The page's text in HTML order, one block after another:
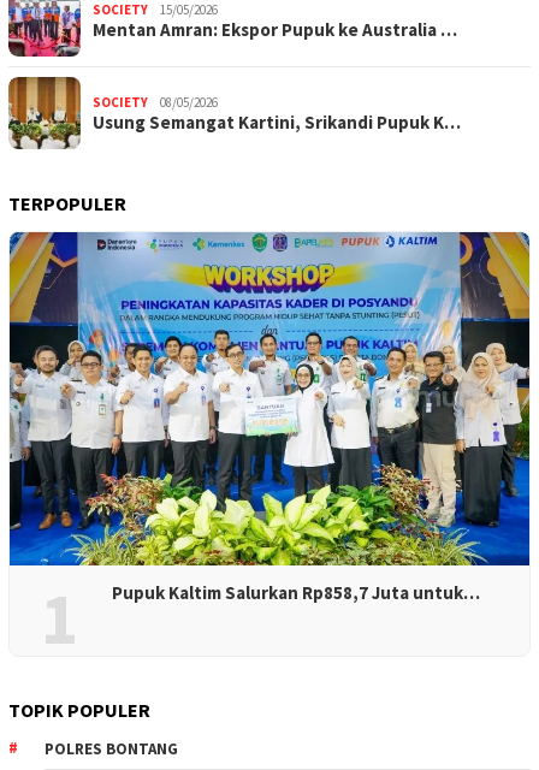
SOCIETY 15/05/2026
Mentan Amran: Ekspor Pupuk ke Australia …
SOCIETY 08/05/2026
Usung Semangat Kartini, Srikandi Pupuk K…
TERPOPULER
1 Pupuk Kaltim Salurkan Rp858,7 Juta untuk…
TOPIK POPULER
POLRES BONTANG